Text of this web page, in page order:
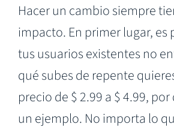
Hacer un cambio siempre
impacto. En primer lugar, es
tus usuarios existentes no
qué subes de repente
precio de $ 2.99 a $ 4.99,
un ejemplo. No importa lo